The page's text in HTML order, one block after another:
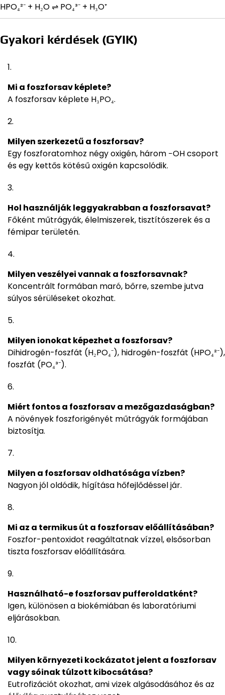
HPO₄²⁻ + H₂O ⇌ PO₄³⁻ + H₃O⁺
Gyakori kérdések (GYIK)
Mi a foszforsav képlete?
A foszforsav képlete H₃PO₄.
Milyen szerkezetű a foszforsav?
Egy foszforatomhoz négy oxigén, három −OH csoport
és egy kettős kötésű oxigén kapcsolódik.
Hol használják leggyakrabban a foszforsavat?
Főként műtrágyák, élelmiszerek, tisztítószerek és a
fémipar területén.
Milyen veszélyei vannak a foszforsavnak?
Koncentrált formában maró, bőrre, szembe jutva
súlyos sérüléseket okozhat.
Milyen ionokat képezhet a foszforsav?
Dihidrogén-foszfát (H₂PO₄⁻), hidrogén-foszfát (HPO₄²⁻),
foszfát (PO₄³⁻).
Miért fontos a foszforsav a mezőgazdaságban?
A növények foszforigényét műtrágyák formájában
biztosítja.
Milyen a foszforsav oldhatósága vízben?
Nagyon jól oldódik, hígítása hőfejlődéssel jár.
Mi az a termikus út a foszforsav előállításában?
Foszfor-pentoxidot reagáltatnak vízzel, elsősorban
tiszta foszforsav előállítására.
Használható-e foszforsav pufferoldatként?
Igen, különösen a biokémiában és laboratóriumi
eljárásokban.
Milyen környezeti kockázatot jelent a foszforsav
vagy sóinak túlzott kibocsátása?
Eutrofizációt okozhat, ami vizek algásodásához és az